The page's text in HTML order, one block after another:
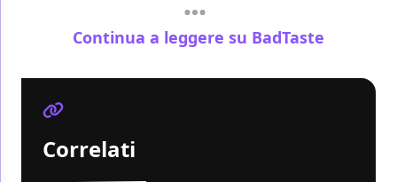
Continua a leggere su BadTaste
Correlati